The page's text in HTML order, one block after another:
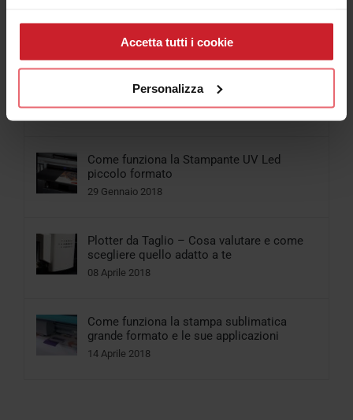
Accetta tutti i cookie
Personalizza
Popolari
e Plotter da stampa e taglio
06 Aprile 2018
Come funziona la Stampante UV Led
piccolo formato
29 Gennaio 2018
Plotter da Taglio – Cosa valutare e come
scegliere quello adatto a te
08 Aprile 2018
Come funziona la stampa sublimatica
grande formato e le sue applicazioni
14 Aprile 2018